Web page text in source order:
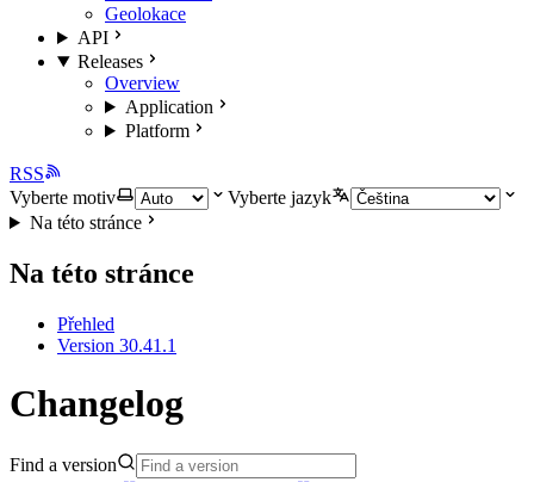
Geolokace
API
Releases
Overview
Application
Platform
RSS
Vyberte motiv
Vyberte jazyk
Na této stránce
Na této stránce
Přehled
Version 30.41.1
Changelog
Find a version